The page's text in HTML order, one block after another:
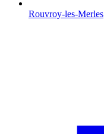
Rouvroy-les-Merles